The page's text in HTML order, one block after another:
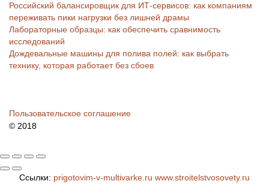
Российский балансировщик для ИТ-сервисов: как компаниям
переживать пики нагрузки без лишней драмы
Лабораторные образцы: как обеспечить сравнимость
исследований
Дождевальные машины для полива полей: как выбрать
технику, которая работает без сбоев
Пользовательское соглашение
© 2018
Ссылки: prigotovim-v-multivarke.ru www.stroitelstvosovety.ru